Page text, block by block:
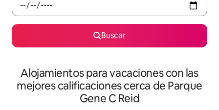
Buscar
Alojamientos para vacaciones con las
mejores calificaciones cerca de Parque
Gene C Reid